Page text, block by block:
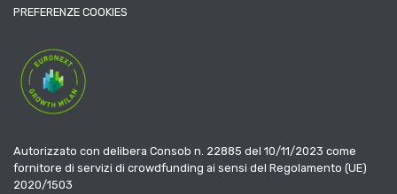
PREFERENZE COOKIES
Autorizzato con delibera Consob n. 22885 del 10/11/2023 come
fornitore di servizi di crowdfunding ai sensi del Regolamento (UE)
2020/1503